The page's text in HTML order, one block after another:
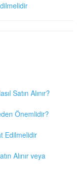
Satın Alınır?
Önemlidir?
Edilmelidir
Alınır veya